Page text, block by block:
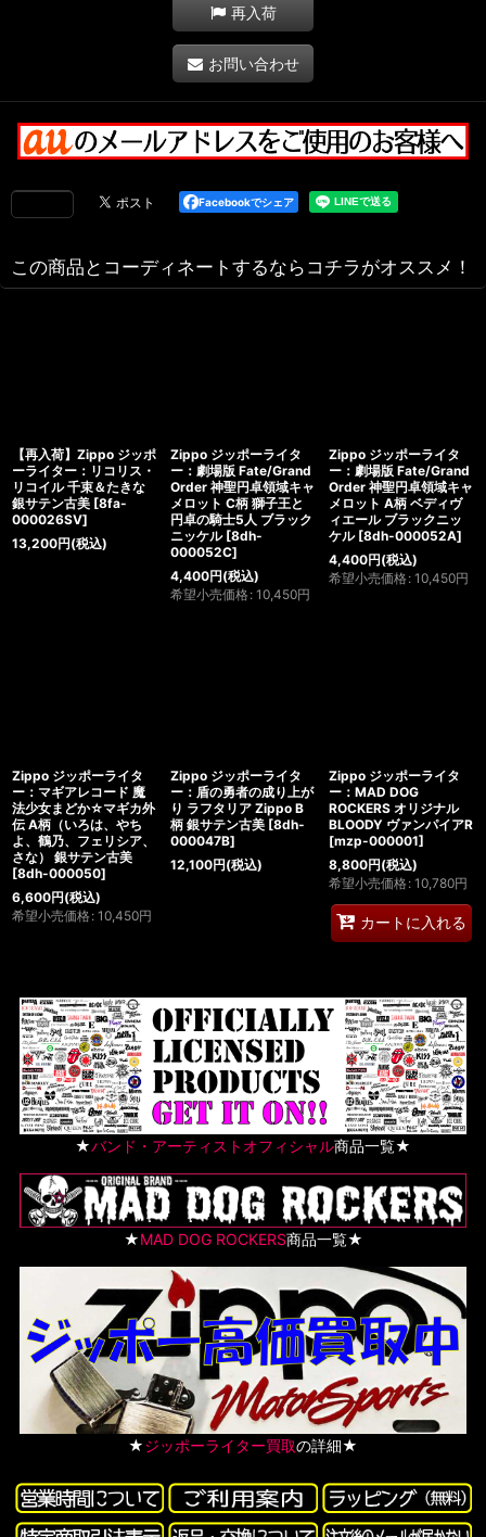
再入荷
お問い合わせ
Facebookでシェア
この商品とコーディネートするならコチラがオススメ！
【再入荷】Zippo ジッポ
ーライター：リコリス・
リコイル 千束＆たきな
銀サテン古美 [8fa-
000026SV]
13,200円(税込)
Zippo ジッポーライタ
ー：劇場版 Fate/Grand
Order 神聖円卓領域キャ
メロット C柄 獅子王と
円卓の騎士5人 ブラック
ニッケル [8dh-
000052C]
4,400円(税込)
希望小売価格 : 10,450円
Zippo ジッポーライタ
ー：劇場版 Fate/Grand
Order 神聖円卓領域キャ
メロット A柄 ベディヴ
ィエール ブラックニッ
ケル [8dh-000052A]
4,400円(税込)
希望小売価格 : 10,450円
Zippo ジッポーライタ
ー：マギアレコード 魔
法少女まどか☆マギカ外
伝 A柄（いろは、やち
よ、鶴乃、フェリシア、
さな） 銀サテン古美
[8dh-000050]
6,600円(税込)
希望小売価格 : 10,450円
Zippo ジッポーライタ
ー：盾の勇者の成り上が
り ラフタリア Zippo B
柄 銀サテン古美 [8dh-
000047B]
12,100円(税込)
Zippo ジッポーライタ
ー：MAD DOG
ROCKERS オリジナル
BLOODY ヴァンパイアR
[mzp-000001]
8,800円(税込)
希望小売価格 : 10,780円
カートに入れる
★バンド・アーティストオフィシャル商品一覧★
★MAD DOG ROCKERS商品一覧★
★ジッポーライター買取の詳細★